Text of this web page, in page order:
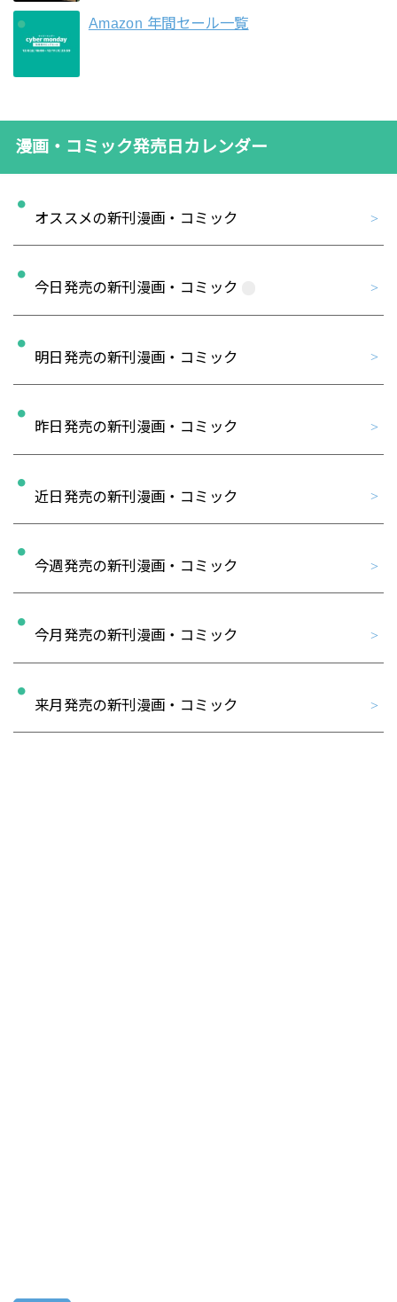
Amazon 年間セール一覧
漫画・コミック発売日カレンダー
オススメの新刊漫画・コミック
今日発売の新刊漫画・コミック
明日発売の新刊漫画・コミック
昨日発売の新刊漫画・コミック
近日発売の新刊漫画・コミック
今週発売の新刊漫画・コミック
今月発売の新刊漫画・コミック
来月発売の新刊漫画・コミック